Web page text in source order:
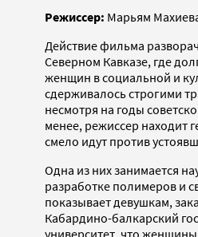
Режиссер: Марьям
Действие фильма
Северном Кавказе, где
женщин в социальной и
сдерживалось строгими
несмотря на годы
менее, режиссер находит
смело идут против
Одна из них занимается
разработке полимеров и
показывает девушкам,
Кабардино-балкарский
университет, что женщины